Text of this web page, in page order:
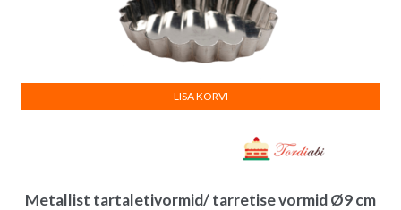
Metallist tartaletivormid/ tarretise vormid Ø9 cm
LISA KORVI